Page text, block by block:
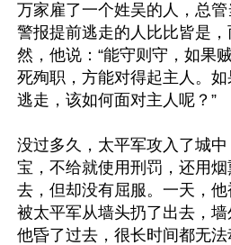
万家雇了一个姓吴的人，总
警报提前逃走的人比比皆是
然，他说：“能守则守，如果
死殉职，方能对得起主人。
逃走，该如何面对主人呢？”
没过多久，太平军攻入了城
宝，不给就使用刑罚，还用
去，但却没有屈服。一天，
被太平军从墙头扔了出去，墙
他昏了过去，很长时间都无法